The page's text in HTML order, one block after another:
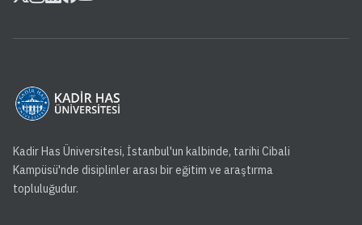
Kadir Has Üniversitesi, İstanbul'un kalbinde, tarihi Cibali
Kampüsü'nde disiplinler arası bir eğitim ve araştırma
topluluğudur.